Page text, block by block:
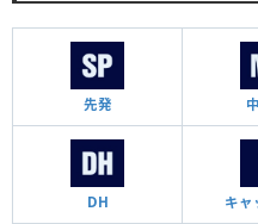
先発
DH キャ